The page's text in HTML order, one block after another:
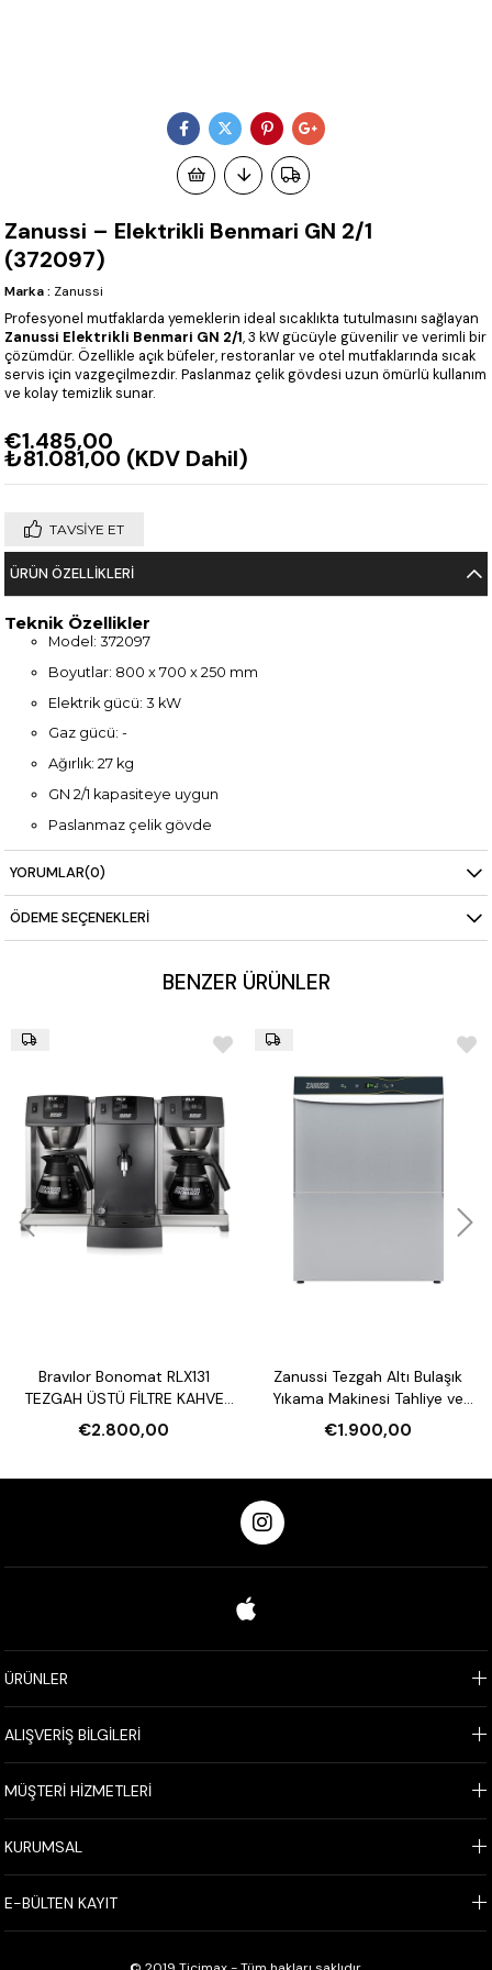
Zanussi – Elektrikli Benmari GN 2/1
(372097)
Marka : Zanussi
Profesyonel mutfaklarda yemeklerin ideal sıcaklıkta tutulmasını sağlayan
Zanussi Elektrikli Benmari GN 2/1, 3 kW gücüyle güvenilir ve verimli bir
çözümdür. Özellikle açık büfeler, restoranlar ve otel mutfaklarında sıcak
servis için vazgeçilmezdir. Paslanmaz çelik gövdesi uzun ömürlü kullanım
ve kolay temizlik sunar.
€1.485,00
₺81.081,00 (KDV Dahil)
TAVSIYE ET
ÜRÜN ÖZELLIKLERI
Teknik Özellikler
Model: 372097
Boyutlar: 800 x 700 x 250 mm
Elektrik gücü: 3 kW
Gaz gücü: -
Ağırlık: 27 kg
GN 2/1 kapasiteye uygun
Paslanmaz çelik gövde
Enerji verimli ısıtma sistemi
YORUMLAR(0)
ÖDEME SEÇENEKLERI
BENZER ÜRÜNLER
Bravılor Bonomat RLX131
TEZGAH ÜSTÜ FİLTRE KAHVE
MAKİNESİ VE SU ISITICI
€2.800,00
Zanussi Tezgah Altı Bulaşık
Yıkama Makinesi Tahliye ve
Parlatıcı Pompalı
€1.900,00
ÜRÜNLER
ALIŞVERİŞ BİLGİLERİ
MÜŞTERİ HİZMETLERİ
KURUMSAL
E-BÜLTEN KAYIT